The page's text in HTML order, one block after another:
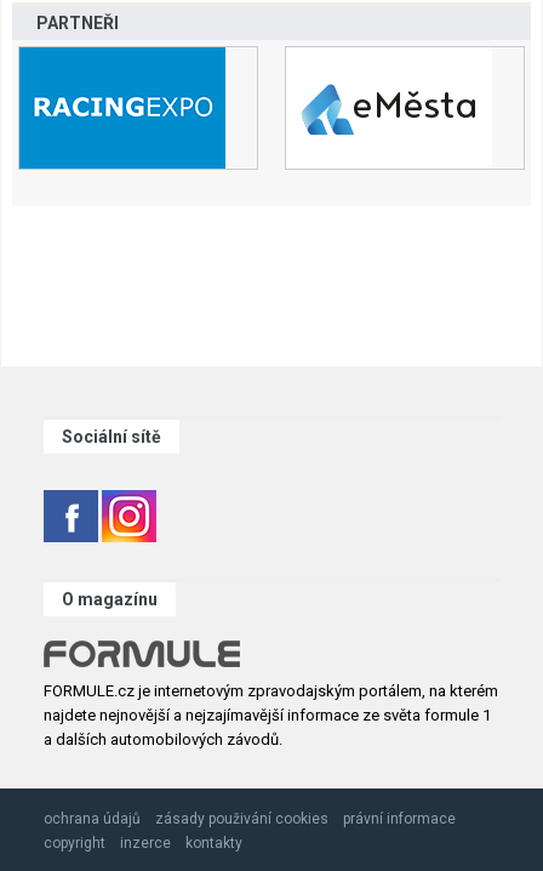
PARTNEŘI
Sociální sítě
O magazínu
FORMULE.cz je internetovým zpravodajským portálem, na kterém
najdete nejnovější a nejzajímavější informace ze světa formule 1
a dalších automobilových závodů.
ochrana údajů zásady použivání cookies
právní informace
copyright
inzerce kontakty